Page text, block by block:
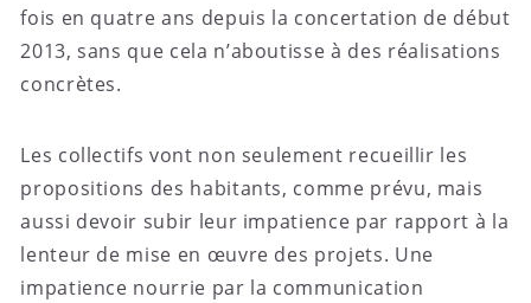
fois en quatre ans depuis la concertation de début
2013, sans que cela n’aboutisse à des réalisations
concrètes.
Les collectifs vont non seulement recueillir les
propositions des habitants, comme prévu, mais
aussi devoir subir leur impatience par rapport à la
lenteur de mise en œuvre des projets. Une
impatience nourrie par la communication